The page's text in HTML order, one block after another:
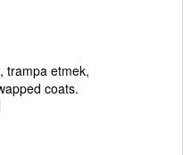
trampa etmek,
coats.